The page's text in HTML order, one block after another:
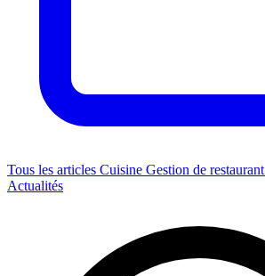
Tous les articles Cuisine Gestion de restaurant
Actualités